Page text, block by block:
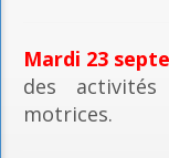
Mardi 23
des
motrices.